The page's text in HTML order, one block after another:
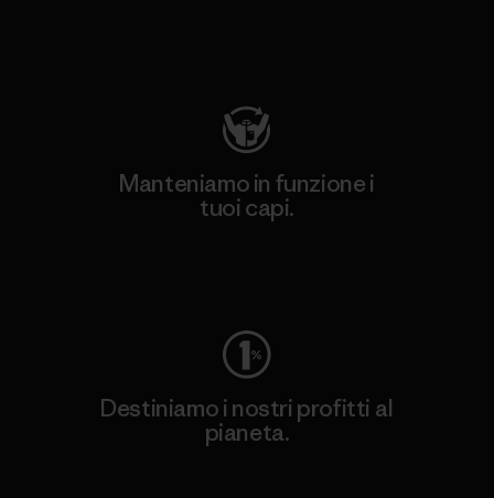
Manteniamo in funzione i
tuoi capi.
Destiniamo i nostri profitti al
pianeta.